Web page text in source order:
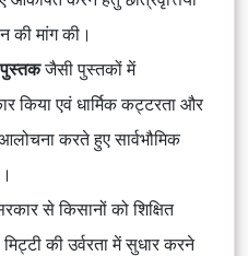
की मांग की।
पुस्तकजैसी पुस्तकों में
किया एवं धार्मिक कट्टरता और
करते हुए सार्वभौमिक
से किसानों को शिक्षित
की उर्वरता में सुधार करने